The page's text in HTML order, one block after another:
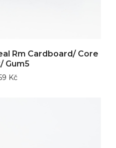
Rm Cardboard/ Core
Gum5
Kč